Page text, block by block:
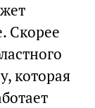
Скорее
которая